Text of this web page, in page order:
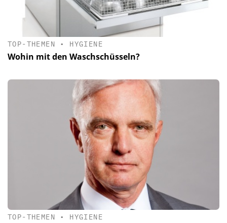
TOP-THEMEN • HYGIENE
Wohin mit den Waschschüsseln?
TOP-THEMEN • HYGIENE